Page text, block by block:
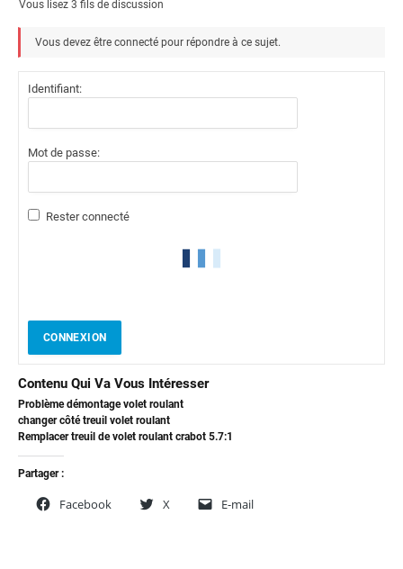
Vous lisez 3 fils de discussion
Vous devez être connecté pour répondre à ce sujet.
Identifiant:
Mot de passe:
Rester connecté
CONNEXION
Contenu Qui Va Vous Intéresser
Problème démontage volet roulant
changer côté treuil volet roulant
Remplacer treuil de volet roulant crabot 5.7:1
Partager :
Facebook X E-mail